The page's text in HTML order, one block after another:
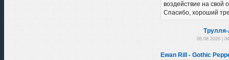
воздействие на свой
Спасибо, хороший
06.08.2026 |
Ewan Rill - Gothic